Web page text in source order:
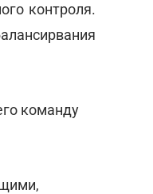
контроля.
команду